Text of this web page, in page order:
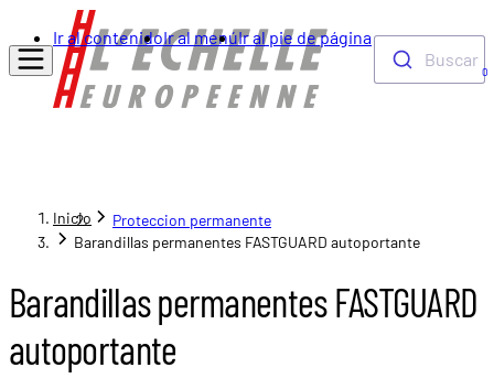
Ir al contenidoIr al menúIr al pie de página
Buscar
0
Inicio
Proteccion permanente
Barandillas permanentes FASTGUARD autoportante
Barandillas permanentes FASTGUARD
autoportante